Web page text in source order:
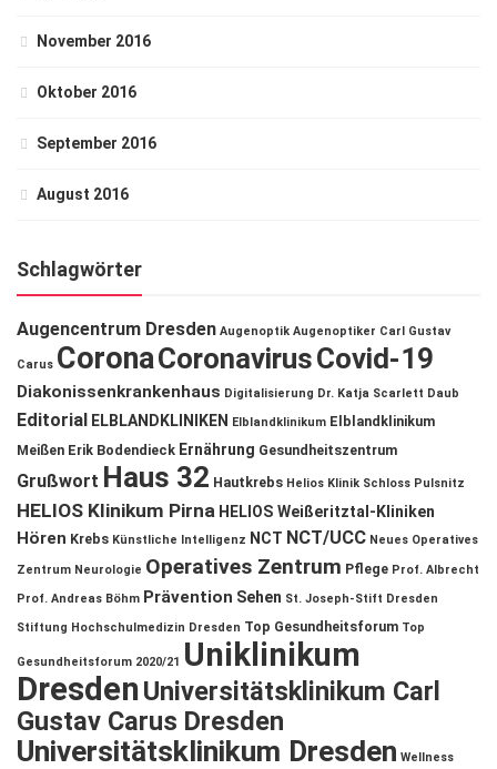
November 2016
Oktober 2016
September 2016
August 2016
Schlagwörter
Augencentrum Dresden Augenoptik Augenoptiker Carl Gustav
Carus CoronaCoronavirusCovid-19
Diakonissenkrankenhaus Digitalisierung Dr. Katja Scarlett Daub
Editorial ELBLANDKLINIKEN Elblandklinikum Elblandklinikum
Meißen Erik Bodendieck Ernährung Gesundheitszentrum
Grußwort Haus 32 Hautkrebs Helios Klinik Schloss Pulsnitz
HELIOS Klinikum Pirna HELIOS Weißeritztal-Kliniken
Hören Krebs Künstliche Intelligenz NCT NCT/UCC Neues Operatives
Zentrum Neurologie Operatives Zentrum Pflege Prof. Albrecht
Prof. Andreas Böhm Prävention Sehen St. Joseph-Stift Dresden
Stiftung Hochschulmedizin Dresden Top Gesundheitsforum Top
Gesundheitsforum 2020/21 Uniklinikum
DresdenUniversitätsklinikum Carl
Gustav Carus Dresden
Universitätsklinikum Dresden Wellness